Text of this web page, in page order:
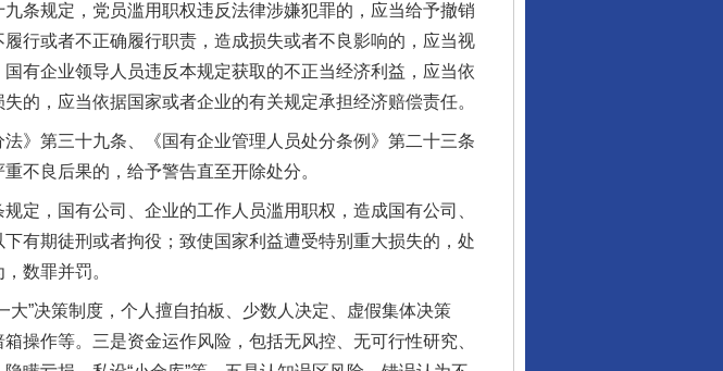
规定，党员滥用职权违反法律涉嫌犯罪的，应当给予撤销
行或者不正确履行职责，造成损失或者不良影响的，应当视
有企业领导人员违反本规定获取的不正当经济利益，应当依
的，应当依据国家或者企业的有关规定承担经济赔偿责任。
第三十九条、《国有企业管理人员处分条例》第二十三条
不良后果的，给予警告直至开除处分。
，国有公司、企业的工作人员滥用职权，造成国有公司、
有期徒刑或者拘役；致使国家利益遭受特别重大损失的，处
数罪并罚。
”决策制度，个人擅自拍板、少数人决定、虚假集体决策
操作等。三是资金运作风险，包括无风控、无可行性研究、